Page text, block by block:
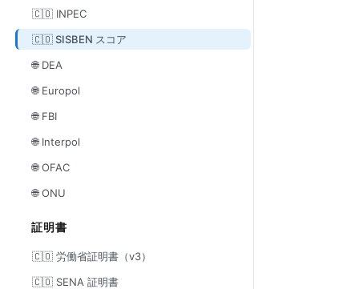
🇨🇴 INPEC
🇨🇴 SISBEN スコア
🌐 DEA
🌐 Europol
🌐 FBI
🌐 Interpol
🌐 OFAC
🌐 ONU
証明書
🇨🇴 労働省証明書（v3）
🇨🇴 SENA 証明書